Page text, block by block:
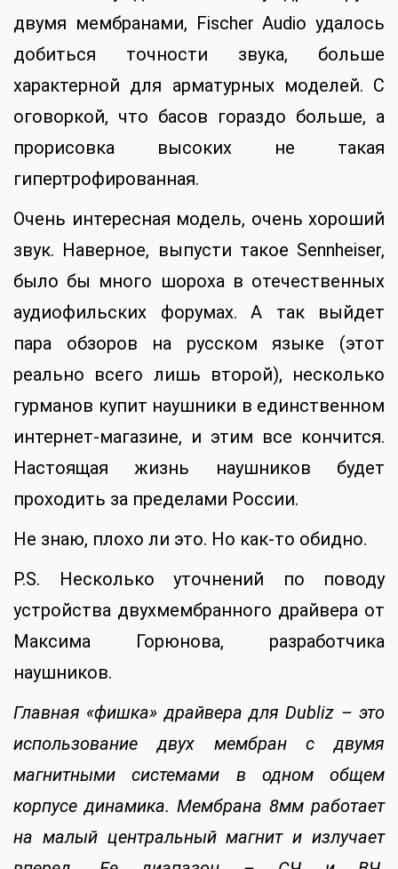
двумя мембранами, Fischer Audio удалось
добиться точности звука, больше
характерной для арматурных моделей. С
оговоркой, что басов гораздо больше, а
прорисовка высоких не такая
гипертрофированная.
Очень интересная модель, очень хороший
звук. Наверное, выпусти такое Sennheiser,
было бы много шороха в отечественных
аудиофильских форумах. А так выйдет
пара обзоров на русском языке (этот
реально всего лишь второй), несколько
гурманов купит наушники в единственном
интернет-магазине, и этим все кончится.
Настоящая жизнь наушников будет
проходить за пределами России.
Не знаю, плохо ли это. Но как-то обидно.
P.S. Несколько уточнений по поводу
устройства двухмембранного драйвера от
Максима Горюнова, разработчика
наушников.
Главная «фишка» драйвера для Dubliz – это
использование двух мембран с двумя
магнитными системами в одном общем
корпусе динамика. Мембрана 8мм работает
на малый центральный магнит и излучает